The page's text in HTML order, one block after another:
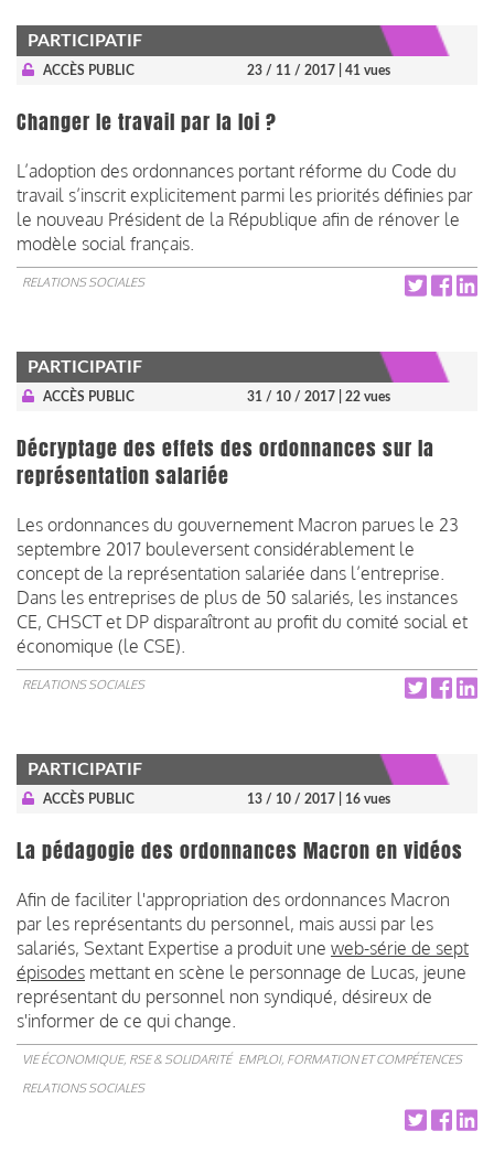
PARTICIPATIF
ACCÈS PUBLIC 23 / 11 / 2017 | 41 vues
Changer le travail par la loi ?
L’adoption des ordonnances portant réforme du Code du
travail s’inscrit explicitement parmi les priorités définies par
le nouveau Président de la République afin de rénover le
modèle social français.
RELATIONS SOCIALES
PARTICIPATIF
ACCÈS PUBLIC 31 / 10 / 2017 | 22 vues
Décryptage des effets des ordonnances sur la
représentation salariée
Les ordonnances du gouvernement Macron parues le 23
septembre 2017 bouleversent considérablement le
concept de la représentation salariée dans l’entreprise.
Dans les entreprises de plus de 50 salariés, les instances
CE, CHSCT et DP disparaîtront au profit du comité social et
économique (le CSE).
RELATIONS SOCIALES
PARTICIPATIF
ACCÈS PUBLIC 13 / 10 / 2017 | 16 vues
La pédagogie des ordonnances Macron en vidéos
Afin de faciliter l'appropriation des ordonnances Macron
par les représentants du personnel, mais aussi par les
salariés, Sextant Expertise a produit une web-série de sept
épisodes mettant en scène le personnage de Lucas, jeune
représentant du personnel non syndiqué, désireux de
s'informer de ce qui change.
VIE ÉCONOMIQUE, RSE & SOLIDARITÉ EMPLOI, FORMATION ET COMPÉTENCES
RELATIONS SOCIALES